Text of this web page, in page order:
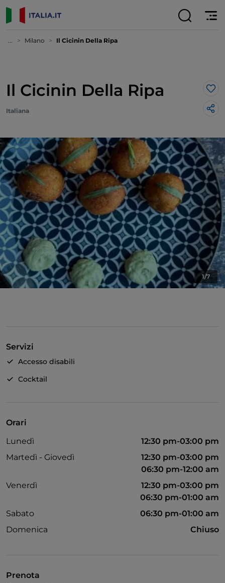
... Milano Il Cicinin Della Ripa
Il Cicinin Della Ripa
Italiana
1/7
Servizi
Accesso disabili
Cocktail
Orari
Lunedì
12:30 pm-03:00 pm
Martedì - Giovedì
12:30 pm-03:00 pm
06:30 pm-12:00 am
Venerdì
12:30 pm-03:00 pm
06:30 pm-01:00 am
Sabato
06:30 pm-01:00 am
Domenica
Chiuso
Prenota